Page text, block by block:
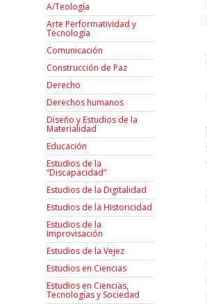
A/Teología
Arte Performatividad y
Tecnología
Comunicación
Construcción de Paz
Derecho
Derechos humanos
Diseño y Estudios de la
Materialidad
Educación
Estudios de la
“Discapacidad”
Estudios de la Digitalidad
Estudios de la Historicidad
Estudios de la
Improvisación
Estudios de la Vejez
Estudios en Ciencias
Estudios en Ciencias,
Tecnologías y Sociedad